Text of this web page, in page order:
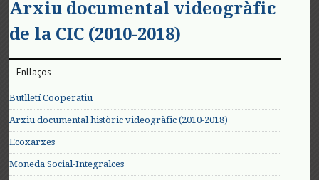
Arxiu documental videogràfic
de la CIC (2010-2018)
Enllaços
Butlletí Cooperatiu
Arxiu documental històric videogràfic (2010-2018)
Ecoxarxes
Moneda Social-Integralces